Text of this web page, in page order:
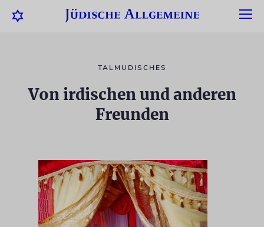
TALMUDISCHES
Von irdischen und anderen
Freunden